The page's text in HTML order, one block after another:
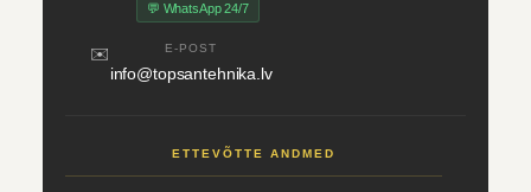
💬 WhatsApp 24/7
✉️ E-POST
info@topsantehnika.lv
ETTEVÕTTE ANDMED